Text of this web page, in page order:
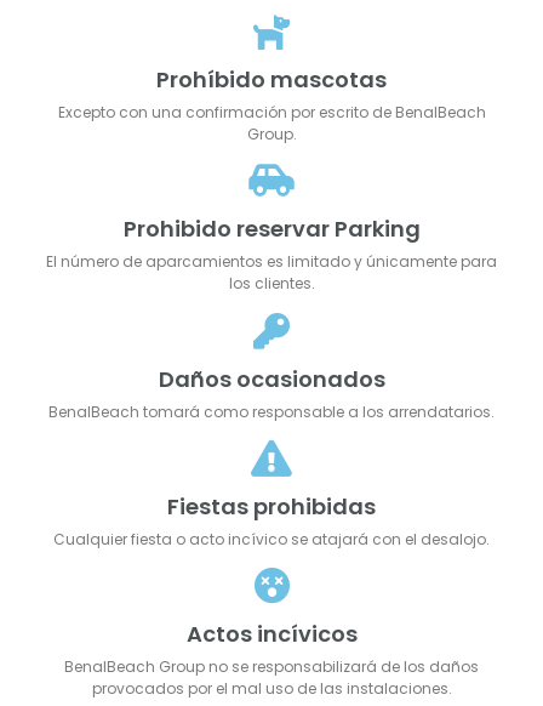
Prohíbido mascotas
Excepto con una confirmación por escrito de BenalBeach
Group.
Prohibido reservar Parking
El número de aparcamientos es limitado y únicamente para
los clientes.
Daños ocasionados
BenalBeach tomará como responsable a los arrendatarios.
Fiestas prohibidas
Cualquier fiesta o acto incívico se atajará con el desalojo.
Actos incívicos
BenalBeach Group no se responsabilizará de los daños
provocados por el mal uso de las instalaciones.